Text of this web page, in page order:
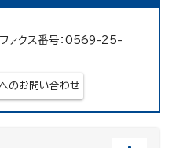
クス番号：0569-25-
のお問い合わせ